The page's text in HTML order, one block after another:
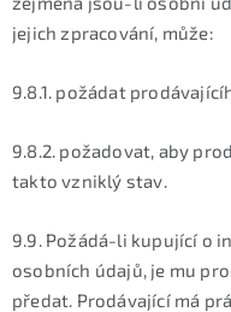
jejich zpracování, může:
9.8.1. požádat
9.8.2. požadovat, aby
takto vzniklý stav.
9.9. Požádá-li kupující o
osobních údajů, je mu
předat. Prodávající má